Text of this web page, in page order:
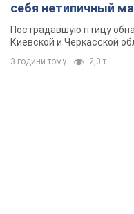
себя нетипичный
Пострадавшую птицу
Киевской и Черкасской
3 години тому 2,0 т.